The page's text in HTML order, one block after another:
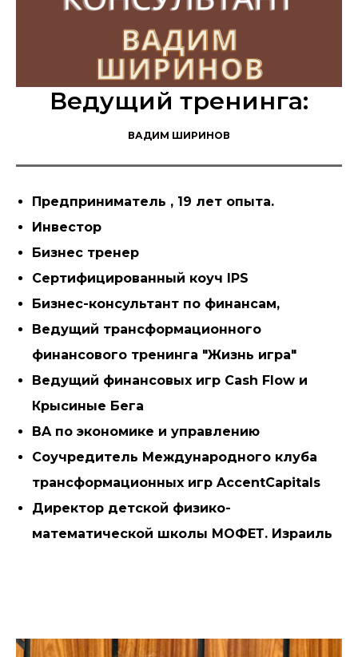
Ведущий тренинга:
ВАДИМ ШИРИНОВ
Предприниматель , 19 лет опыта.
Инвестор
Бизнес тренер
Сертифицированный коуч IPS
Бизнес-консультант по финансам,
Ведущий трансформационного
финансового тренинга "Жизнь игра"
Ведущий финансовых игр Cash Flow и
Крысиные Бега
BA по экономике и управлению
Соучредитель Международного клуба
трансформационных игр AccentCapitals
Директор детской физико-
математической школы МОФЕТ. Израиль